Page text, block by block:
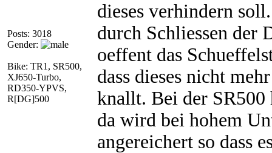
Posts: 3018
Gender:
Bike: TR1, SR500,
XJ650-Turbo,
RD350-YPVS,
R[DG]500
dieses verhindern
durch Schliessen der
oeffent das
dass dieses nicht
knallt. Bei der SR500
da wird bei hohem
angereichert so dass